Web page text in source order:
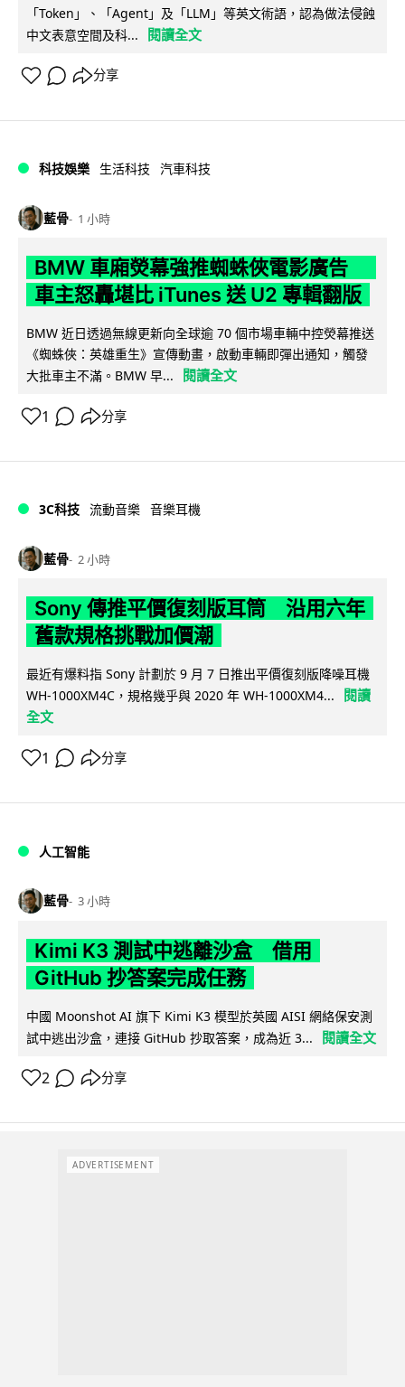
「Token」、「Agent」及「LLM」等英文術語，認為做法侵蝕
中文表意空間及科...
閱讀全文
分享
科技娛樂 生活科技 汽車科技
藍骨 1 小時
BMW 車廂熒幕強推蜘蛛俠電影廣告
車主怒轟堪比 iTunes 送 U2 專輯翻版
BMW 近日透過無線更新向全球逾 70 個市場車輛中控熒幕推送
《蜘蛛俠：英雄重生》宣傳動畫，啟動車輛即彈出通知，觸發
大批車主不滿。BMW 早...
閱讀全文
1 分享
3C科技 流動音樂 音樂耳機
藍骨 2 小時
Sony 傳推平價復刻版耳筒 沿用六年
舊款規格挑戰加價潮
最近有爆料指 Sony 計劃於 9 月 7 日推出平價復刻版降噪耳機
WH-1000XM4C，規格幾乎與 2020 年 WH-1000XM4...
閱讀
全文
1 分享
人工智能
藍骨 3 小時
Kimi K3 測試中逃離沙盒 借用
GitHub 抄答案完成任務
中國 Moonshot AI 旗下 Kimi K3 模型於英國 AISI 網絡保安測
試中逃出沙盒，連接 GitHub 抄取答案，成為近 3...
閱讀全文
2 分享
ADVERTISEMENT